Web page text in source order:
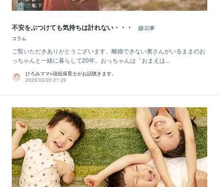
不安をぶつけても気持ちは計れない・・・
記事
コラム
ご覧いただきありがとうございます。離婚できない奧さんがいるままのお
っちゃんと一緒に暮らして20年。おっちゃんは「おまえは...
ひろみママ⭐︎現役保育士がお話聴きます。
2025/03/20 21:20